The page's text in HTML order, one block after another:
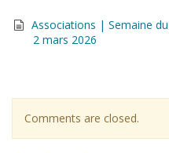
Associations | Semaine du
2 mars 2026
Comments are closed.